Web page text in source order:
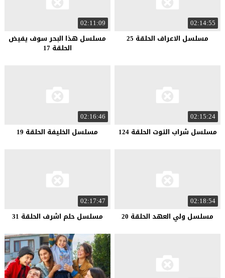
02:14:55
مسلسل الاعراف الحلقة 25
02:11:09
مسلسل هذا البحر سوف يفيض
الحلقة 17
02:15:24
مسلسل شراب التوت الحلقة 124
02:16:46
مسلسل الخليفة الحلقة 19
02:18:54
مسلسل ولي العهد الحلقة 20
02:17:47
مسلسل حلم اشرف الحلقة 31